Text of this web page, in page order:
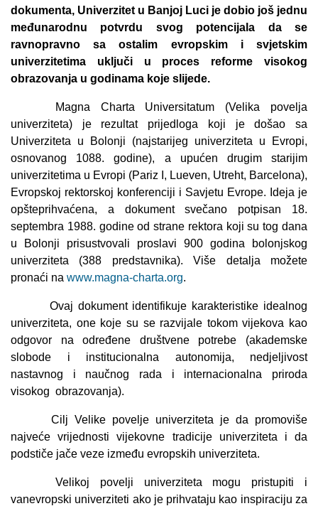
dokumenta, Univerzitet u Banjoj Luci je dobio još jednu
međunarodnu potvrdu svog potencijala da se
ravnopravno sa ostalim evropskim i svjetskim
univerzitetima uključi u proces reforme visokog
obrazovanja u godinama koje slijede.
Magna Charta Universitatum (Velika povelja
univerziteta) je rezultat prijedloga koji je došao sa
Univerziteta u Bolonji (najstarijeg univerziteta u Evropi,
osnovanog 1088. godine), a upućen drugim starijim
univerzitetima u Evropi (Pariz , Lueven, Utreht, Barcelona),
Evropskoj rektorskoj konferenciji i Savjetu Evrope. Ideja je
opšteprihvaćena, a dokument svečano potpisan 18.
septembra 1988. godine od strane rektora koji su tog dana
u Bolonji prisustvovali proslavi 900 godina bolonjskog
univerziteta (388 predstavnika). Više detalja možete
pronaći na www.magna-charta.org.
Ovaj dokument identifikuje karakteristike idealnog
univerziteta, one koje su se razvijale tokom vijekova kao
odgovor na određene društvene potrebe (akademske
slobode i institucionalna autonomija, nedjeljivost
nastavnog i naučnog rada i internacionalna priroda
visokog obrazovanja).
Cilj Velike povelje univerziteta je da promoviše
najveće vrijednosti vijekovne tradicije univerziteta i da
podstiče jače veze između evropskih univerziteta.
Velikoj povelji univerziteta mogu pristupiti i
vanevropski univerziteti ako je prihvataju kao inspiraciju za